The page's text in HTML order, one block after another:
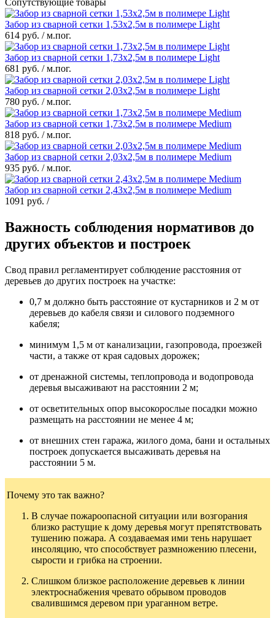
Сопутствующие товары
Забор из сварной сетки 1,53x2,5м в полимере Light
614 руб. / м.пог.
Забор из сварной сетки 1,73x2,5м в полимере Light
681 руб. / м.пог.
Забор из сварной сетки 2,03x2,5м в полимере Light
780 руб. / м.пог.
Забор из сварной сетки 1,73x2,5м в полимере Medium
818 руб. / м.пог.
Забор из сварной сетки 2,03x2,5м в полимере Medium
935 руб. / м.пог.
Забор из сварной сетки 2,43x2,5м в полимере Medium
1091 руб. /
Важность соблюдения нормативов до
других объектов и построек
Свод правил регламентирует соблюдение расстояния от
деревьев до других построек на участке:
0,7 м должно быть расстояние от кустарников и 2 м от
деревьев до кабеля связи и силового подземного
кабеля;
минимум 1,5 м от канализации, газопровода, проезжей
части, а также от края садовых дорожек;
от дренажной системы, теплопровода и водопровода
деревья высаживают на расстоянии 2 м;
от осветительных опор высокорослые посадки можно
размещать на расстоянии не менее 4 м;
от внешних стен гаража, жилого дома, бани и остальных
построек допускается высаживать деревья на
расстоянии 5 м.
Почему это так важно?
В случае пожароопасной ситуации или возгорания
близко растущие к дому деревья могут препятствовать
тушению пожара. А создаваемая ими тень нарушает
инсоляцию, что способствует размножению плесени,
сырости и грибка на строении.
Слишком близкое расположение деревьев к линии
электроснабжения чревато обрывом проводов
свалившимся деревом при ураганном ветре.